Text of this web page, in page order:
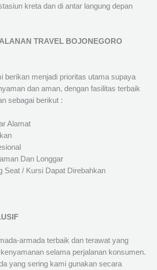
kreta dan di antar langung depan
TRAVEL BOJONEGORO
berikan menjadi prioritas utama supaya
dan aman, dengan fasilitas terbaik
sebagai berikut :
Alamat
Dan Longgar
Seat / Kursi Dapat Direbahkan
armada terbaik dan terawat yang
selama perjalanan konsumen.
yang sering kami gunakan secara